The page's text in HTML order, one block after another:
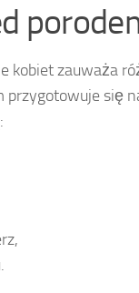
kobiet zauważa
przygotowuje się